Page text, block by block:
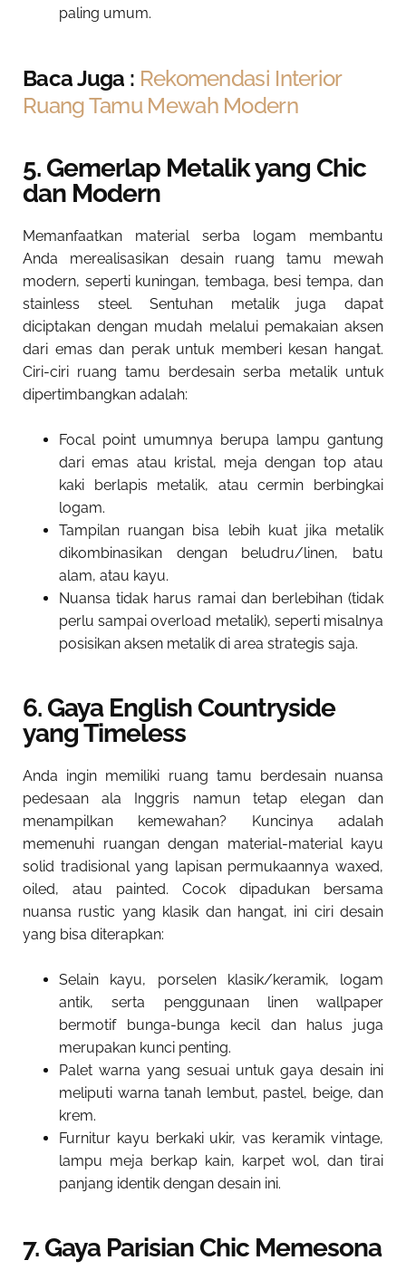
paling umum.
Baca Juga : Rekomendasi Interior
Ruang Tamu Mewah Modern
5. Gemerlap Metalik yang Chic
dan Modern
Memanfaatkan material serba logam membantu
Anda merealisasikan desain ruang tamu mewah
modern, seperti kuningan, tembaga, besi tempa, dan
stainless steel. Sentuhan metalik juga dapat
diciptakan dengan mudah melalui pemakaian aksen
dari emas dan perak untuk memberi kesan hangat.
Ciri-ciri ruang tamu berdesain serba metalik untuk
dipertimbangkan adalah:
Focal point umumnya berupa lampu gantung
dari emas atau kristal, meja dengan top atau
kaki berlapis metalik, atau cermin berbingkai
logam.
Tampilan ruangan bisa lebih kuat jika metalik
dikombinasikan dengan beludru/linen, batu
alam, atau kayu.
Nuansa tidak harus ramai dan berlebihan (tidak
perlu sampai overload metalik), seperti misalnya
posisikan aksen metalik di area strategis saja.
6. Gaya English Countryside
yang Timeless
Anda ingin memiliki ruang tamu berdesain nuansa
pedesaan ala Inggris namun tetap elegan dan
menampilkan kemewahan? Kuncinya adalah
memenuhi ruangan dengan material-material kayu
solid tradisional yang lapisan permukaannya waxed,
oiled, atau painted. Cocok dipadukan bersama
nuansa rustic yang klasik dan hangat, ini ciri desain
yang bisa diterapkan:
Selain kayu, porselen klasik/keramik, logam
antik, serta penggunaan linen wallpaper
bermotif bunga-bunga kecil dan halus juga
merupakan kunci penting.
Palet warna yang sesuai untuk gaya desain ini
meliputi warna tanah lembut, pastel, beige, dan
krem.
Furnitur kayu berkaki ukir, vas keramik vintage,
lampu meja berkap kain, karpet wol, dan tirai
panjang identik dengan desain ini.
7. Gaya Parisian Chic Memesona